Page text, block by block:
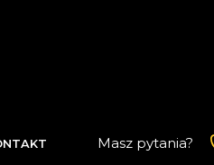
Masz pytania?